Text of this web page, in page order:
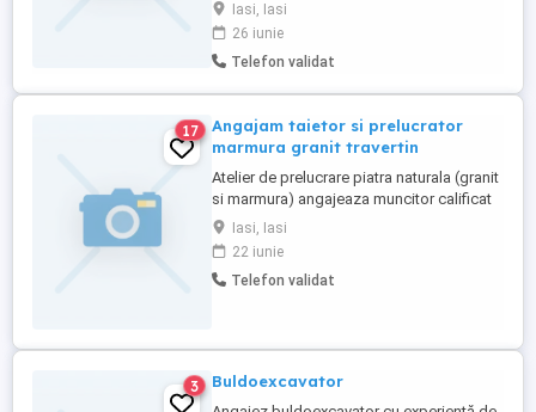
Iasi, Iasi
26 iunie
Telefon validat
17
Angajam taietor si prelucrator
marmura granit travertin
Atelier de prelucrare piatra naturala (granit
si marmura) angajeaza muncitor calificat
si necalificat ! Experienta pe motostivuitor
constituie avantaj. Prelucrare si taiere
glafuri, blaturi, trepte. Salariu de la 4000 lei
net ! Program L-V 7:30 - 16:30.
Iasi, Iasi
22 iunie
Telefon validat
3 Buldoexcavator